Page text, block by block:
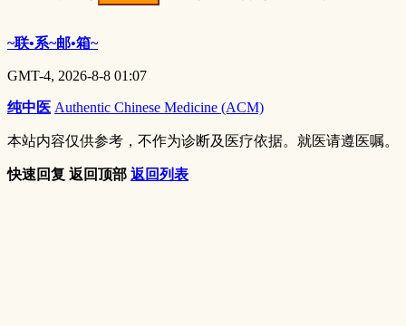
~联•系~邮•箱~
GMT-4, 2026-8-8 01:07
纯中医 Authentic Chinese Medicine (ACM)
本站内容仅供参考，不作为诊断及医疗依据。就医请遵医嘱。
快速回复 返回顶部 返回列表